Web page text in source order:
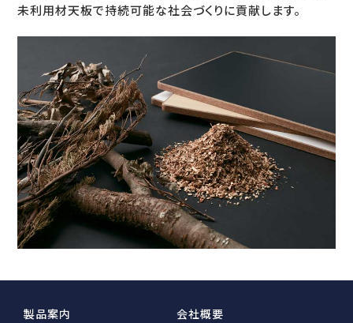
未利用材天板で持続可能な社会づくりに貢献します。
製品案内 会社概要